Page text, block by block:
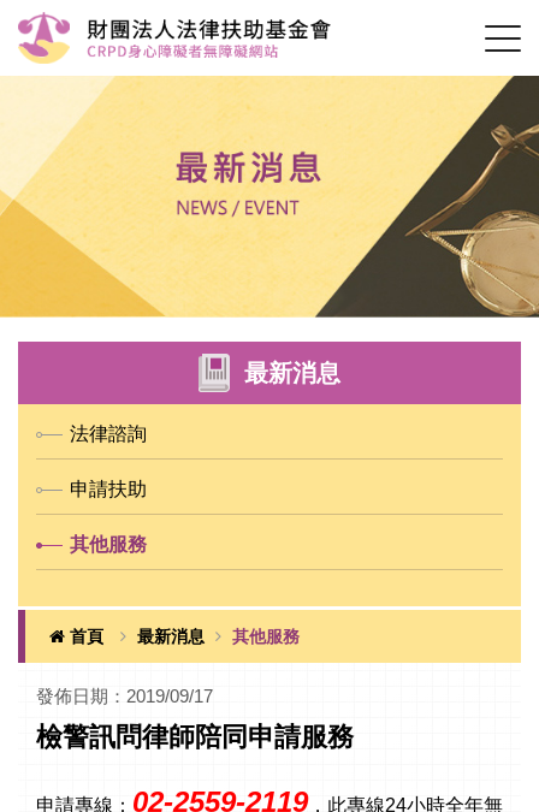
最新消息
法律諮詢
申請扶助
其他服務
首頁 最新消息 其他服務
發佈日期：2019/09/17
檢警訊問律師陪同申請服務
申請專線： 02-2559-2119，此專線24小時全年無